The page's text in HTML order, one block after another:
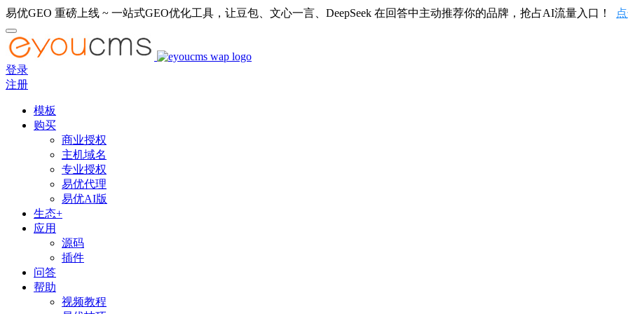
易优GEO 重磅上线 ~ 一站式GEO优化工具，让豆包、文心一言、DeepSeek 在回答中主动推荐你的品牌，抢占AI流量入口！
登录
注册
模板
购买
商业授权
主机域名
专业授权
易优代理
易优AI版
生态+
应用
源码
插件
问答
帮助
视频教程